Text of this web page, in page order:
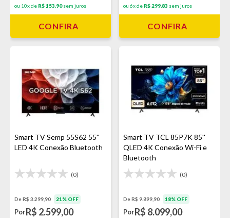
ou 10x de R$ 153,90sem juros
CONFIRA
ou 6x de R$ 299,83 sem juros
CONFIRA
Smart TV Semp 55S62 55''
LED 4K Conexão Bluetooth
(0)
De R$ 3.299,90 21% OFF
PorR$ 2.599,00
Smart TV TCL 85P7K 85''
QLED 4K Conexão Wi-Fi e
Bluetooth
(0)
De R$ 9.899,90 18% OFF
PorR$ 8.099,00